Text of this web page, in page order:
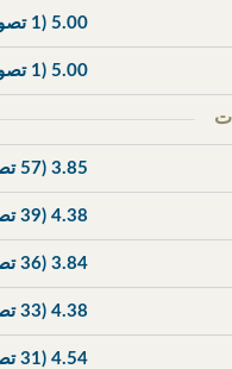
5.00 (1 تصويت)
5.00 (1 تصويت)
3.85 (57 تصويت)
4.38 (39 تصويت)
3.84 (36 تصويت)
4.38 (33 تصويت)
4.54 (31 تصويت)